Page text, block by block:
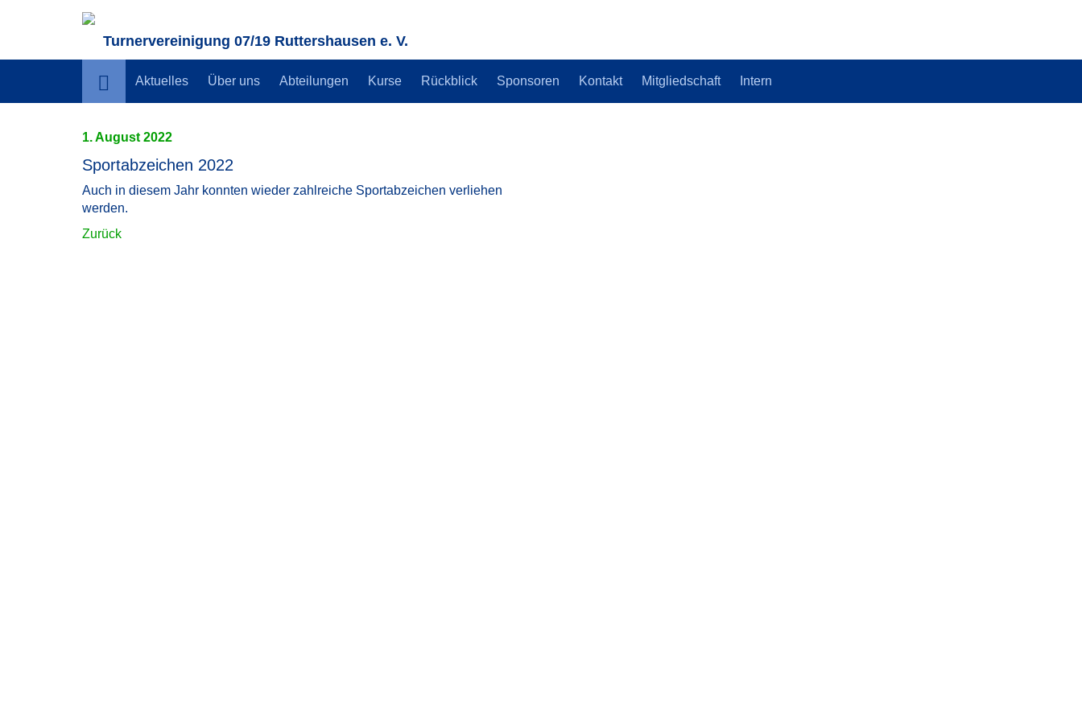
Turnervereinigung 07/19 Ruttershausen e. V.
Aktuelles Über uns Abteilungen Kurse Rückblick Sponsoren Kontakt Mitgliedschaft Intern
1. August 2022
Sportabzeichen 2022
Auch in diesem Jahr konnten wieder zahlreiche Sportabzeichen verliehen
werden.
Zurück